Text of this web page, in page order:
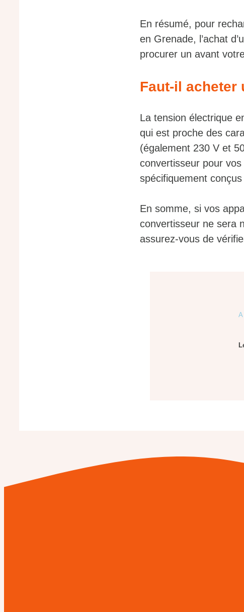
En résumé, pour
en Grenade, l’achat
procurer un avant
Faut-il acheter
La tension électrique
qui est proche des
(également 230 V et
convertisseur pour
spécifiquement
En somme, si vos
convertisseur ne sera
assurez-vous de